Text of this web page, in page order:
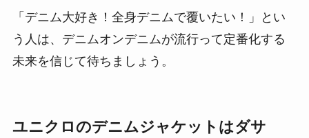
「デニム大好き！全身デニムで覆いたい！」とい
う人は、デニムオンデニムが流行って定番化する
未来を信じて待ちましょう。
ユニクロのデニムジャケットはダサ